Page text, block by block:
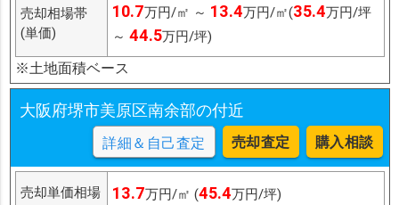
売却相場帯
(単価)
10.7万円/㎡ ～ 13.4万円/㎡(35.4万円/坪
～ 44.5万円/坪)
※土地面積ベース
大阪府堺市美原区南余部の付近
詳細＆自己査定 売却査定 購入相談
売却単価相場 13.7万円/㎡ (45.4万円/坪)